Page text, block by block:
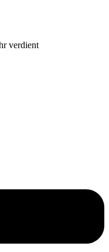
verdient